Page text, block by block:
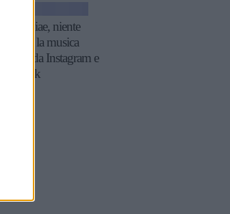
Meta e Siae, niente
accordo: la musica
sparisce da Instagram e
Facebook